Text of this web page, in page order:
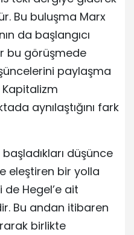
Bu buluşma Marx
da başlangıcı
bu görüşmede
paylaşma
aynılaştığını fark
düşünce
eleştiren bir yolla
Hegel’e ait
Bu andan itibaren
birlikte